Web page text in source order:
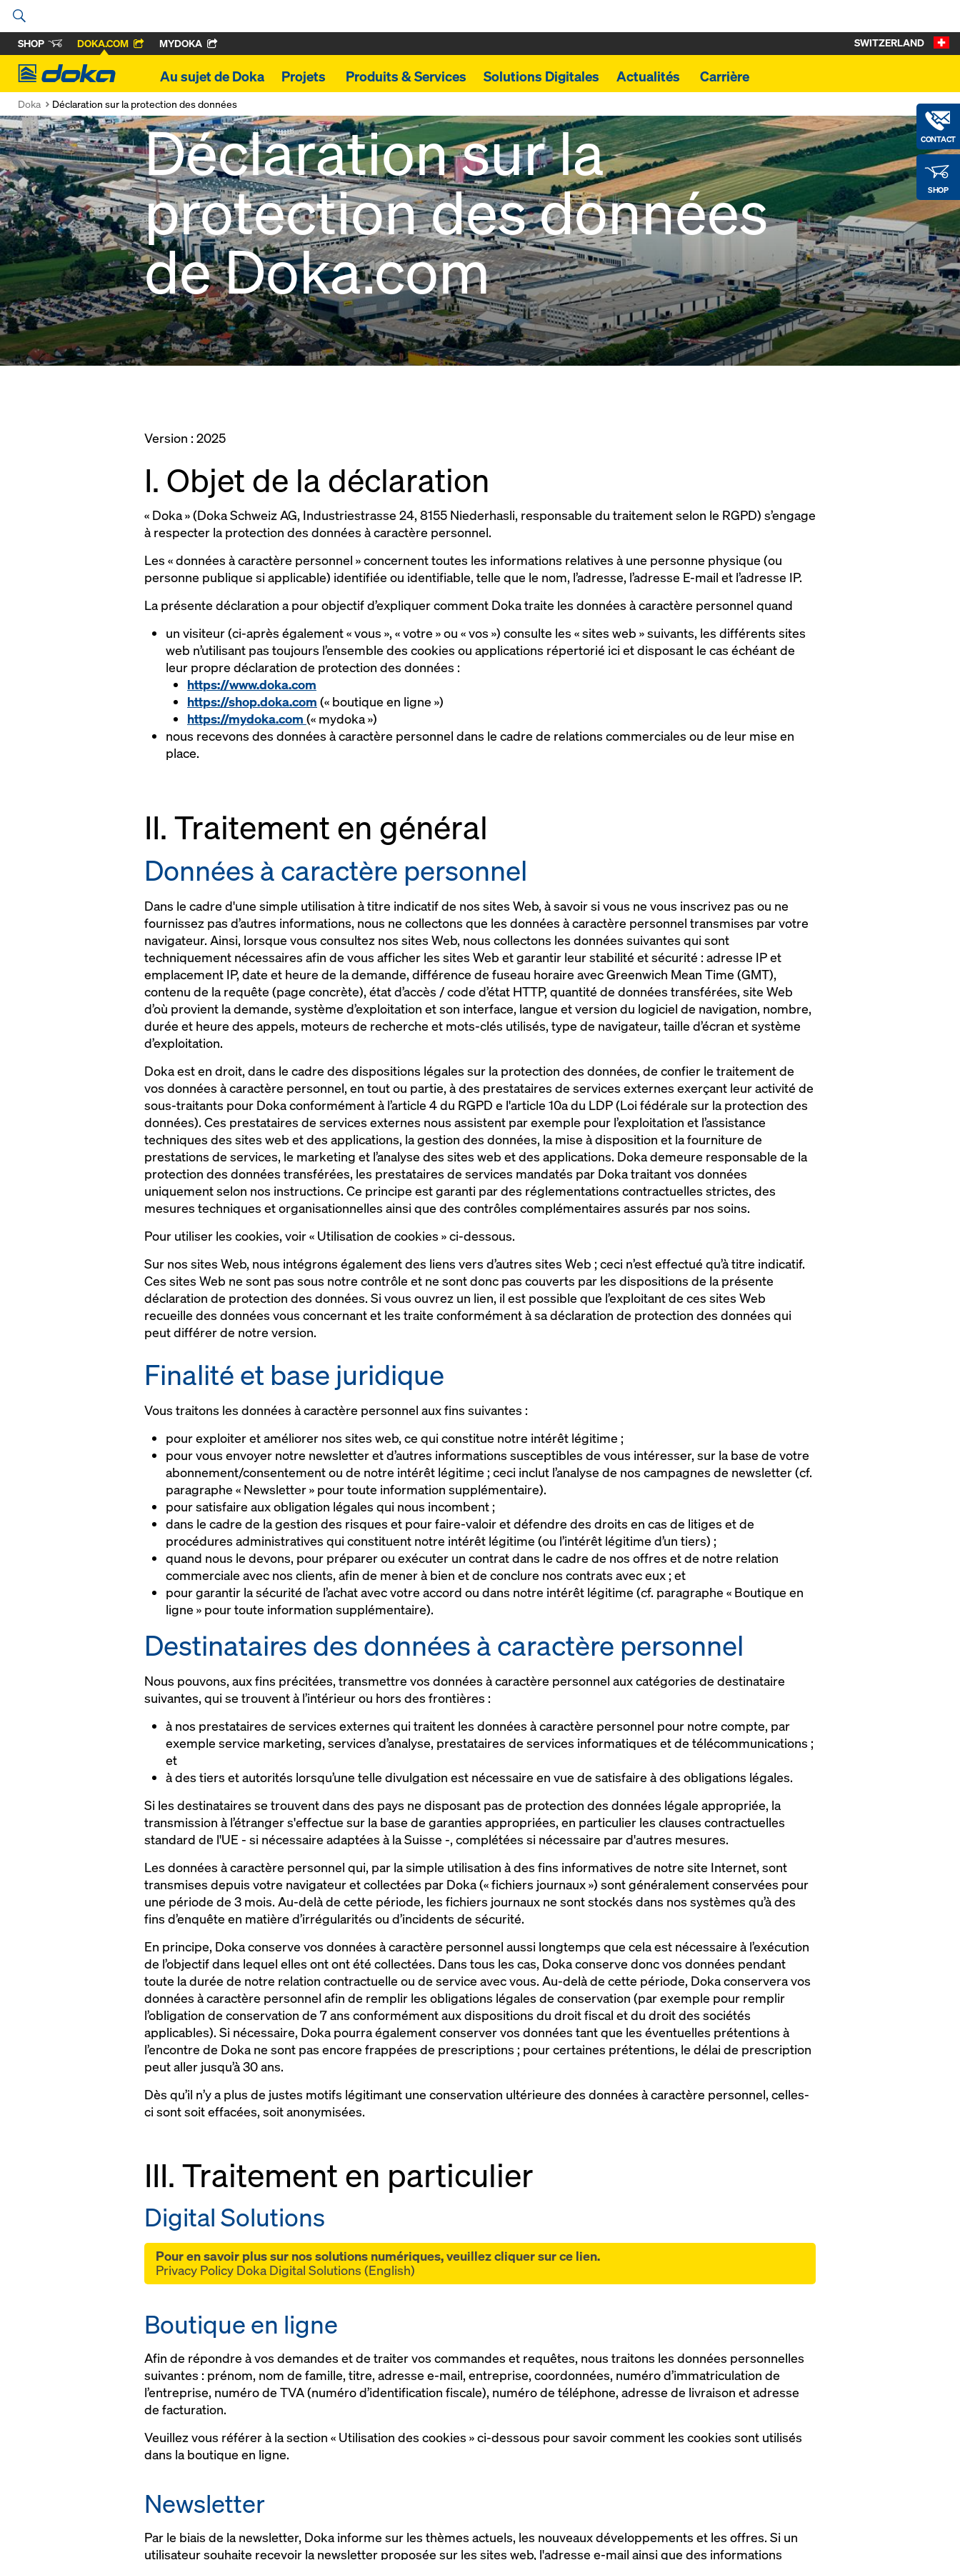
SHOP DOKA.COM MYDOKA
Doka
Au sujet de Doka Projets Produits & Services Solutions Digitales Actualités Carrière
CONTACT
SHOP
SWITZERLAND
Doka Déclaration sur la protection des données
Déclaration sur la
protection des données
de Doka.com
Version : 2025
I. Objet de la déclaration
« Doka » (Doka Schweiz AG, Industriestrasse 24, 8155 Niederhasli, responsable du traitement selon le RGPD) s’engage
à respecter la protection des données à caractère personnel.
Les « données à caractère personnel » concernent toutes les informations relatives à une personne physique (ou
personne publique si applicable) identifiée ou identifiable, telle que le nom, l’adresse, l’adresse E-mail et l’adresse IP.
La présente déclaration a pour objectif d’expliquer comment Doka traite les données à caractère personnel quand
un visiteur (ci-après également « vous », « votre » ou « vos ») consulte les « sites web » suivants, les différents sites
web n’utilisant pas toujours l’ensemble des cookies ou applications répertorié ici et disposant le cas échéant de
leur propre déclaration de protection des données :
https://www.doka.com
https://shop.doka.com (« boutique en ligne »)
https://mydoka.com (« mydoka »)
nous recevons des données à caractère personnel dans le cadre de relations commerciales ou de leur mise en
place.
II. Traitement en général
Données à caractère personnel
Dans le cadre d'une simple utilisation à titre indicatif de nos sites Web, à savoir si vous ne vous inscrivez pas ou ne
fournissez pas d’autres informations, nous ne collectons que les données à caractère personnel transmises par votre
navigateur. Ainsi, lorsque vous consultez nos sites Web, nous collectons les données suivantes qui sont
techniquement nécessaires afin de vous afficher les sites Web et garantir leur stabilité et sécurité : adresse IP et
emplacement IP, date et heure de la demande, différence de fuseau horaire avec Greenwich Mean Time (GMT),
contenu de la requête (page concrète), état d’accès / code d’état HTTP, quantité de données transférées, site Web
d’où provient la demande, système d’exploitation et son interface, langue et version du logiciel de navigation, nombre,
durée et heure des appels, moteurs de recherche et mots-clés utilisés, type de navigateur, taille d’écran et système
d’exploitation.
Doka est en droit, dans le cadre des dispositions légales sur la protection des données, de confier le traitement de
vos données à caractère personnel, en tout ou partie, à des prestataires de services externes exerçant leur activité de
sous-traitants pour Doka conformément à l’article 4 du RGPD e l'article 10a du LDP (Loi fédérale sur la protection des
données). Ces prestataires de services externes nous assistent par exemple pour l’exploitation et l’assistance
techniques des sites web et des applications, la gestion des données, la mise à disposition et la fourniture de
prestations de services, le marketing et l’analyse des sites web et des applications. Doka demeure responsable de la
protection des données transférées, les prestataires de services mandatés par Doka traitant vos données
uniquement selon nos instructions. Ce principe est garanti par des réglementations contractuelles strictes, des
mesures techniques et organisationnelles ainsi que des contrôles complémentaires assurés par nos soins.
Pour utiliser les cookies, voir « Utilisation de cookies » ci-dessous.
Sur nos sites Web, nous intégrons également des liens vers d’autres sites Web ; ceci n’est effectué qu’à titre indicatif.
Ces sites Web ne sont pas sous notre contrôle et ne sont donc pas couverts par les dispositions de la présente
déclaration de protection des données. Si vous ouvrez un lien, il est possible que l’exploitant de ces sites Web
recueille des données vous concernant et les traite conformément à sa déclaration de protection des données qui
peut différer de notre version.
Finalité et base juridique
Vous traitons les données à caractère personnel aux fins suivantes :
pour exploiter et améliorer nos sites web, ce qui constitue notre intérêt légitime ;
pour vous envoyer notre newsletter et d’autres informations susceptibles de vous intéresser, sur la base de votre
abonnement/consentement ou de notre intérêt légitime ; ceci inclut l’analyse de nos campagnes de newsletter (cf.
paragraphe « Newsletter » pour toute information supplémentaire).
pour satisfaire aux obligation légales qui nous incombent ;
dans le cadre de la gestion des risques et pour faire-valoir et défendre des droits en cas de litiges et de
procédures administratives qui constituent notre intérêt légitime (ou l’intérêt légitime d’un tiers) ;
quand nous le devons, pour préparer ou exécuter un contrat dans le cadre de nos offres et de notre relation
commerciale avec nos clients, afin de mener à bien et de conclure nos contrats avec eux ; et
pour garantir la sécurité de l’achat avec votre accord ou dans notre intérêt légitime (cf. paragraphe « Boutique en
ligne » pour toute information supplémentaire).
Destinataires des données à caractère personnel
Nous pouvons, aux fins précitées, transmettre vos données à caractère personnel aux catégories de destinataire
suivantes, qui se trouvent à l’intérieur ou hors des frontières :
à nos prestataires de services externes qui traitent les données à caractère personnel pour notre compte, par
exemple service marketing, services d’analyse, prestataires de services informatiques et de télécommunications ;
et
à des tiers et autorités lorsqu’une telle divulgation est nécessaire en vue de satisfaire à des obligations légales.
Si les destinataires se trouvent dans des pays ne disposant pas de protection des données légale appropriée, la
transmission à l’étranger s'effectue sur la base de garanties appropriées, en particulier les clauses contractuelles
standard de l'UE - si nécessaire adaptées à la Suisse -, complétées si nécessaire par d'autres mesures.
Les données à caractère personnel qui, par la simple utilisation à des fins informatives de notre site Internet, sont
transmises depuis votre navigateur et collectées par Doka (« fichiers journaux ») sont généralement conservées pour
une période de 3 mois. Au-delà de cette période, les fichiers journaux ne sont stockés dans nos systèmes qu’à des
fins d’enquête en matière d’irrégularités ou d’incidents de sécurité.
En principe, Doka conserve vos données à caractère personnel aussi longtemps que cela est nécessaire à l’exécution
de l’objectif dans lequel elles ont ont été collectées. Dans tous les cas, Doka conserve donc vos données pendant
toute la durée de notre relation contractuelle ou de service avec vous. Au-delà de cette période, Doka conservera vos
données à caractère personnel afin de remplir les obligations légales de conservation (par exemple pour remplir
l’obligation de conservation de 7 ans conformément aux dispositions du droit fiscal et du droit des sociétés
applicables). Si nécessaire, Doka pourra également conserver vos données tant que les éventuelles prétentions à
l’encontre de Doka ne sont pas encore frappées de prescriptions ; pour certaines prétentions, le délai de prescription
peut aller jusqu’à 30 ans.
Dès qu’il n’y a plus de justes motifs légitimant une conservation ultérieure des données à caractère personnel, celles-
ci sont soit effacées, soit anonymisées.
III. Traitement en particulier
Digital Solutions
Pour en savoir plus sur nos solutions numériques, veuillez cliquer sur ce lien.
Privacy Policy Doka Digital Solutions (English)
Boutique en ligne
Afin de répondre à vos demandes et de traiter vos commandes et requêtes, nous traitons les données personnelles
suivantes : prénom, nom de famille, titre, adresse e-mail, entreprise, coordonnées, numéro d’immatriculation de
l’entreprise, numéro de TVA (numéro d’identification fiscale), numéro de téléphone, adresse de livraison et adresse
de facturation.
Veuillez vous référer à la section « Utilisation des cookies » ci-dessous pour savoir comment les cookies sont utilisés
dans la boutique en ligne.
Newsletter
Par le biais de la newsletter, Doka informe sur les thèmes actuels, les nouveaux développements et les offres. Si un
utilisateur souhaite recevoir la newsletter proposée sur les sites web, l'adresse e-mail ainsi que des informations